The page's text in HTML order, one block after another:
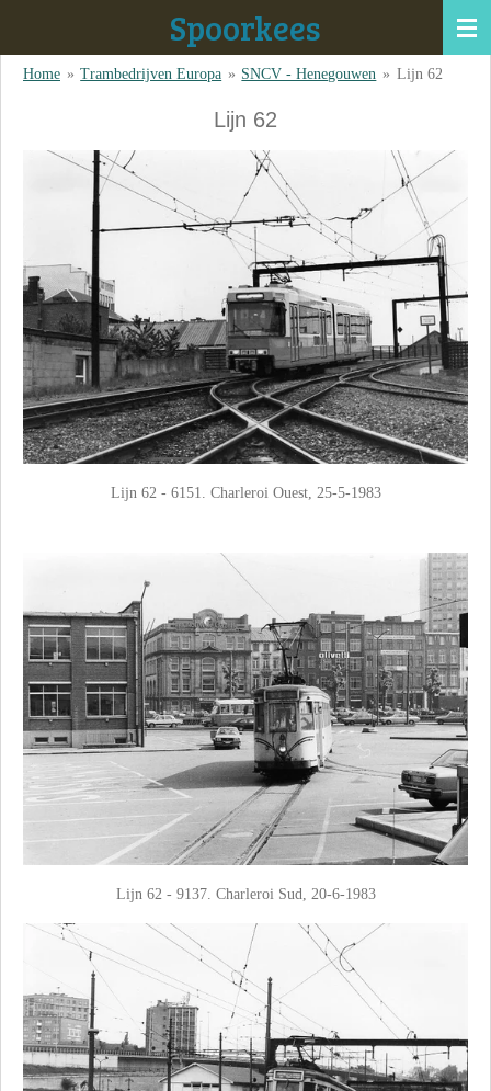
naar
Spoorkees
Home » Trambedrijven Europa » SNCV - Henegouwen » Lijn 62
Lijn 62
Lijn 62 - 6151. Charleroi Ouest, 25-5-1983
Lijn 62 - 9137. Charleroi Sud, 20-6-1983